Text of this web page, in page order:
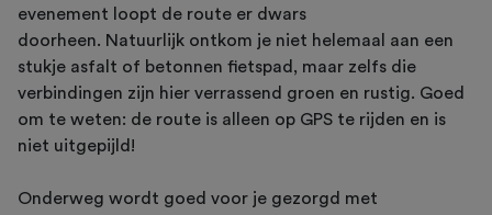
evenement loopt de route er dwars
doorheen. Natuurlijk ontkom je niet helemaal aan een
stukje asfalt of betonnen fietspad, maar zelfs die
verbindingen zijn hier verrassend groen en rustig. Goed
om te weten: de route is alleen op GPS te rijden en is
niet uitgepijld!
Onderweg wordt goed voor je gezorgd met